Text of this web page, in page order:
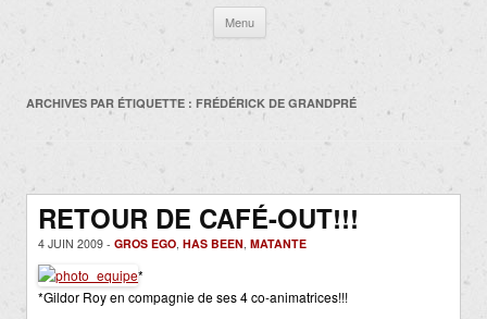
Menu
contenu
ARCHIVES PAR ÉTIQUETTE : FRÉDÉRICK DE GRANDPRÉ
RETOUR DE CAFÉ-OUT!!!
4 JUIN 2009 - GROS EGO, HAS BEEN, MATANTE
*
*Gildor Roy en compagnie de ses 4 co-animatrices!!!